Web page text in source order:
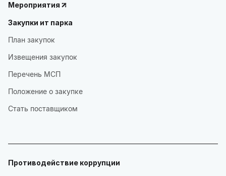
Мероприятия
Закупки ит парка
План закупок
Извещения закупок
Перечень МСП
Положение о закупке
Стать поставщиком
Противодействие коррупции